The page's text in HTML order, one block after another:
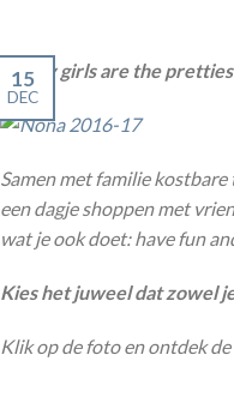
15
DEC
Happy girls are the
Samen met familie
een dagje shoppen met
wat je ook doet: have fun
Kies het juweel dat zowel
Klik op de foto en ontdek